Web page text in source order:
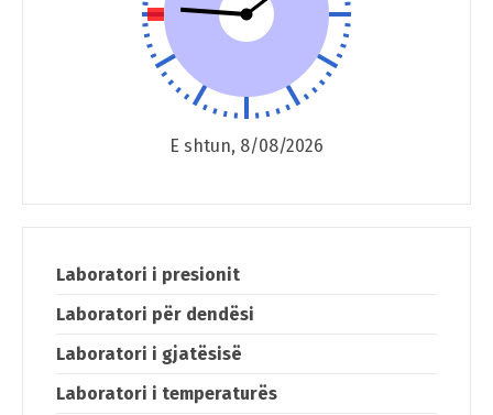
E shtun, 8/08/2026
Laboratori i presionit
Laboratori për dendësi
Laboratori i gjatësisë
Laboratori i temperaturës